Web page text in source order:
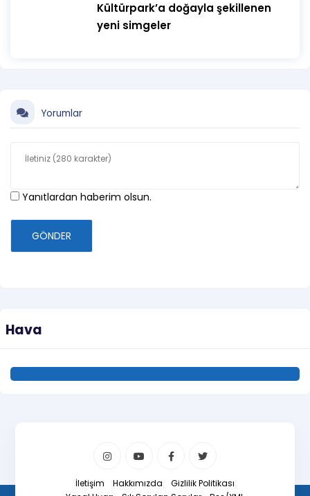
Kültürpark’a doğayla şekillenen
yeni simgeler
Yorumlar
Yanıtlardan haberim olsun.
GÖNDER
Hava
İletişim Hakkımızda
Gizlilik Politikası